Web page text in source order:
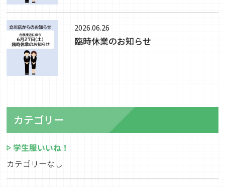
2026.06.26
臨時休業のお知らせ
カテゴリー
学生服いいね！
カテゴリーなし